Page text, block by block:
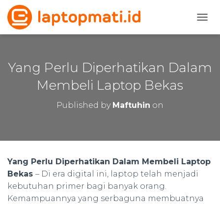
O
E
N
Yang Perlu Diperhatikan Dalam
Membeli Laptop Bekas
Published by Maftuhin on
Yang Perlu Diperhatikan Dalam Membeli Laptop
Bekas – Di era digital ini, laptop telah menjadi
kebutuhan primer bagi banyak orang.
Kemampuannya yang serbaguna membuatnya